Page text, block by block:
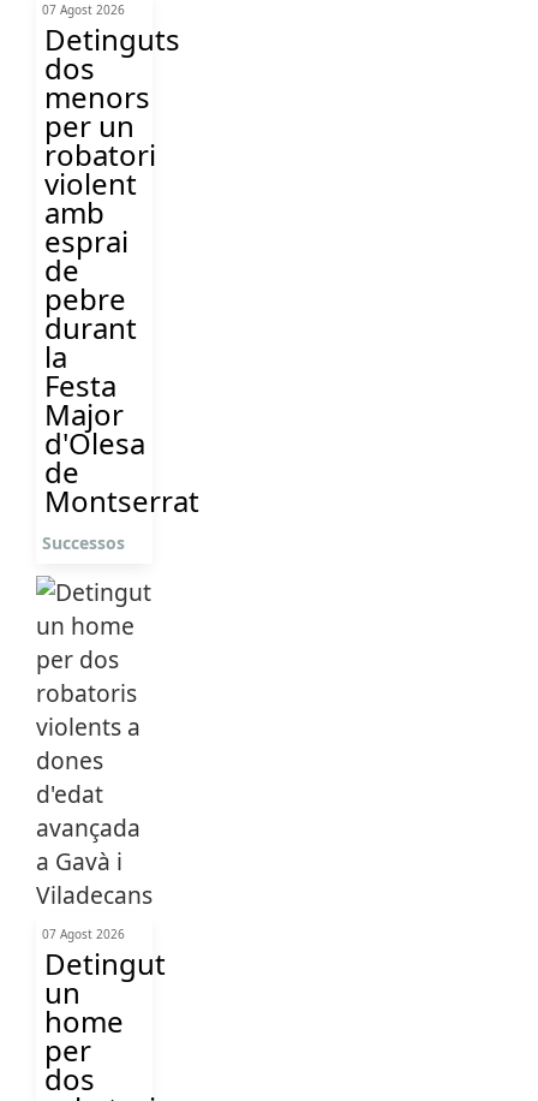
07 Agost 2026
Detinguts
dos
menors
per un
robatori
violent
amb
esprai
de
pebre
durant
la
Festa
Major
d'Olesa
de
Montserrat
Successos
07 Agost 2026
Detingut
un
home
per
dos